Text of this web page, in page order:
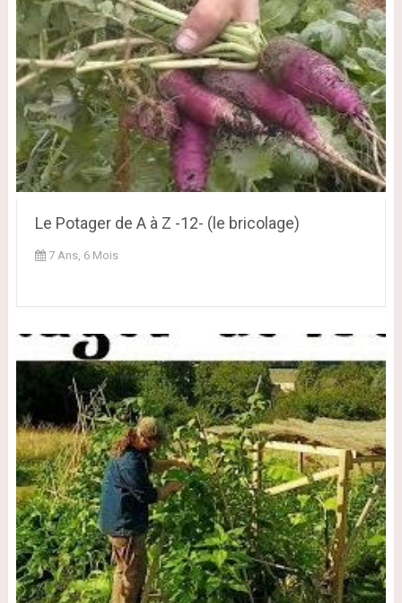
Le Potager de A à Z -12- (le bricolage)
7 Ans, 6 Mois